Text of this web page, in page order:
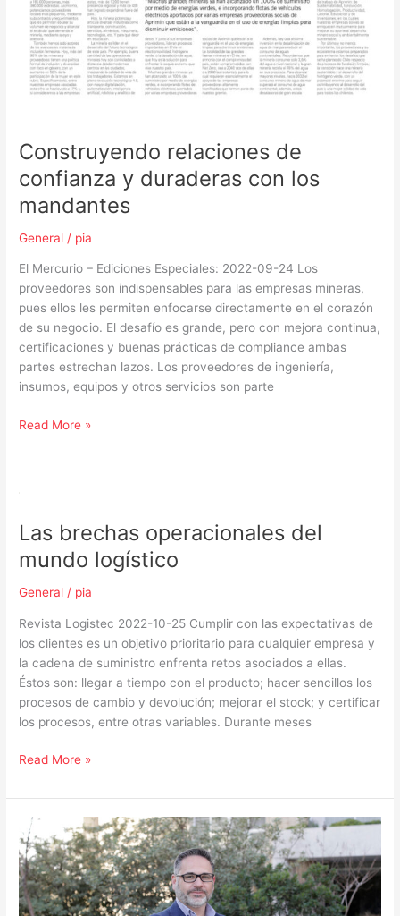
Construyendo relaciones de
confianza y duraderas con los
mandantes
General / pia
El Mercurio – Ediciones Especiales: 2022-09-24 Los
proveedores son indispensables para las empresas mineras,
pues ellos les permiten enfocarse directamente en el corazón
de su negocio. El desafío es grande, pero con mejora continua,
certificaciones y buenas prácticas de compliance ambas
partes estrechan lazos. Los proveedores de ingeniería,
insumos, equipos y otros servicios son parte
Read More »
Las brechas operacionales del
mundo logístico
General / pia
Revista Logistec 2022-10-25 Cumplir con las expectativas de
los clientes es un objetivo prioritario para cualquier empresa y
la cadena de suministro enfrenta retos asociados a ellas.
Éstos son: llegar a tiempo con el producto; hacer sencillos los
procesos de cambio y devolución; mejorar el stock; y certificar
los procesos, entre otras variables. Durante meses
operacionales
mundo
logístico
Read More »
Cómo
mejorar
el
compliance
para